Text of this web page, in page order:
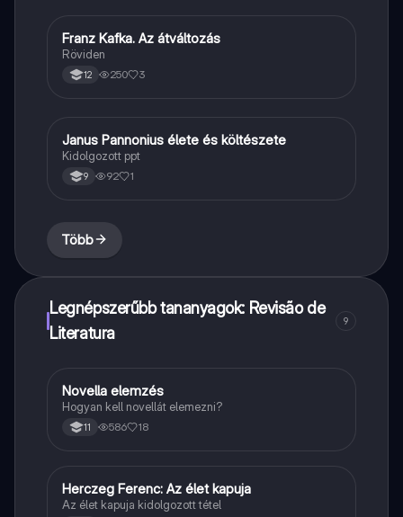
Magyar
Franz Kafka. Az átváltozás
Röviden
12 250 3
Magyar
Janus Pannonius élete és költészete
Kidolgozott ppt
9 92 1
Több
Legnépszerűbb tananyagok: Revisão de
Literatura
9
Magyar
Novella elemzés
Hogyan kell novellát elemezni?
11 586 18
Magyar
Herczeg Ferenc: Az élet kapuja
Az élet kapuja kidolgozott tétel